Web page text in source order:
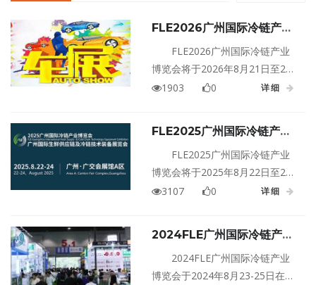
FLE2026广州国际冷链产业
FLE2026广州国际冷链产业
博览会将于2026年8月21日至23
日在广东广州·中国进出口商品交
1903 0 详细
FLE2025广州国际冷链产业
FLE2025广州国际冷链产业
博览会将于2025年8月22日至24
日在广东广州·广交会展馆A区盛大
3107 0 详细
2024FLE广州国际冷链产业
博览会圆满闭幕！
2024FLE广州国际冷链产业
博览会于2024年8月23-25日在广